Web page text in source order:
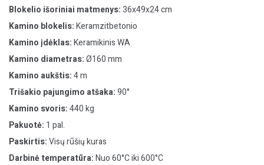
Blokelio išoriniai matmenys:36x49x24 cm
Kamino blokelis:Keramzitbetonio
Kamino įdėklas:Keramikinis WA
Kamino diametras:Ø160 mm
Kamino aukštis:4 m
Trišakio pajungimo atšaka:90°
Kamino svoris:440 kg
Pakuotė: 1 pal.
Paskirtis:Visų rūšių kuras
Darbinė temperatūra:Nuo 60°C iki 600°C